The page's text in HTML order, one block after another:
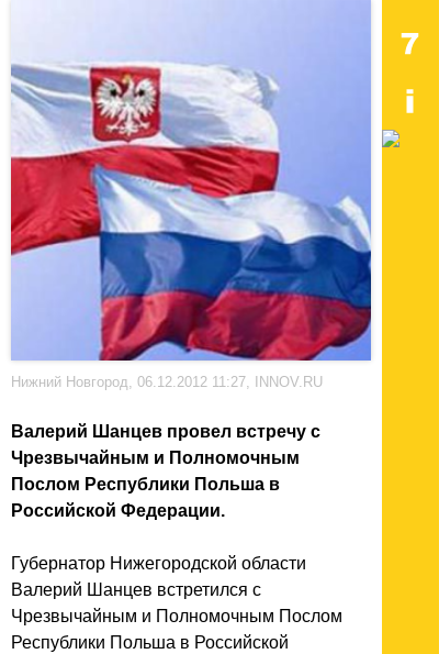
Нижний Новгород, 06.12.2012 11:27, INNOV.RU
Валерий Шанцев провел встречу с
Чрезвычайным и Полномочным
Послом Республики Польша в
Российской Федерации.
Губернатор Нижегородской области
Валерий Шанцев встретился с
Чрезвычайным и Полномочным Послом
Республики Польша в Российской